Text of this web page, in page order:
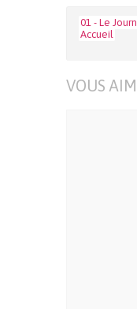
01 - Le
Accueil
VOUS